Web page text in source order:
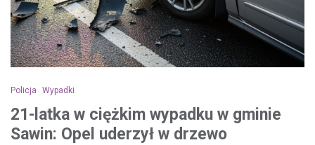
Policja Wypadki
21-latka w ciężkim wypadku w gminie
Sawin: Opel uderzył w drzewo